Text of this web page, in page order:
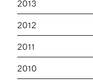
2013
2012
2011
2010